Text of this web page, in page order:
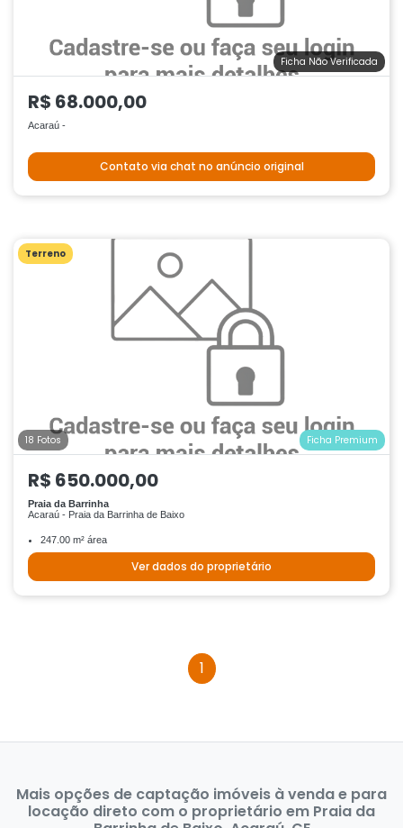
Ficha Não Verificada
R$ 68.000,00
Acaraú -
Contato via chat no anúncio original
Terreno
18 Fotos Ficha Premium
R$ 650.000,00
Praia da Barrinha
Acaraú - Praia da Barrinha de Baixo
247.00 m² área
Ver dados do proprietário
1
Mais opções de captação imóveis à venda e para
locação direto com o proprietário em Praia da